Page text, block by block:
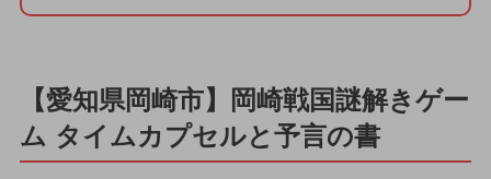
【愛知県岡崎市】岡崎戦国謎解きゲー
ム タイムカプセルと予言の書